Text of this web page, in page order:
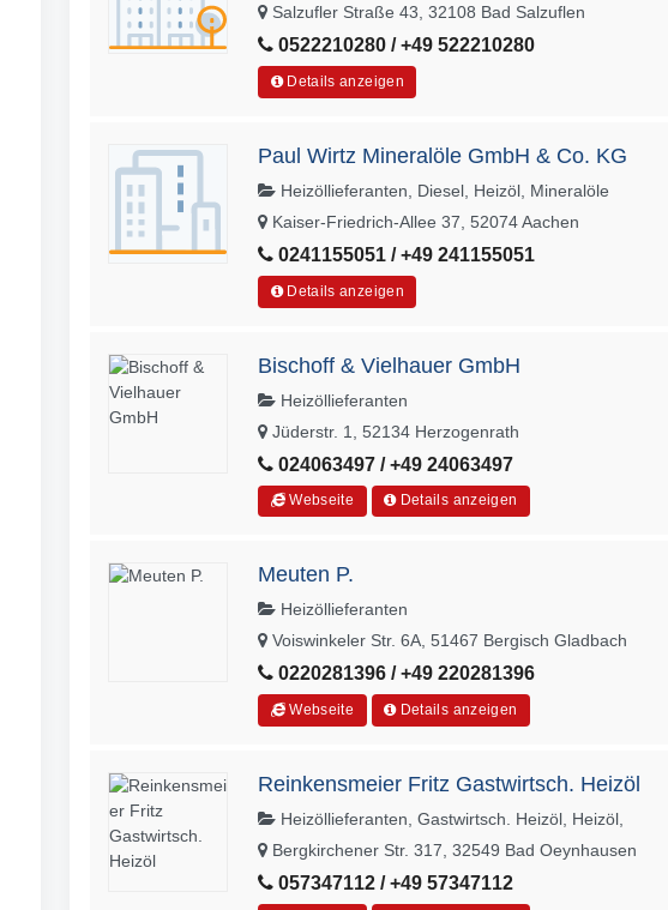
Salzufler Straße 43, 32108 Bad Salzuflen
0522210280 / +49 522210280
Details anzeigen
Paul Wirtz Mineralöle GmbH & Co. KG
Heizöllieferanten, Diesel, Heizöl, Mineralöle
Kaiser-Friedrich-Allee 37, 52074 Aachen
0241155051 / +49 241155051
Details anzeigen
Bischoff & Vielhauer GmbH
Heizöllieferanten
Jüderstr. 1, 52134 Herzogenrath
024063497 / +49 24063497
Webseite Details anzeigen
Meuten P.
Heizöllieferanten
Voiswinkeler Str. 6A, 51467 Bergisch Gladbach
0220281396 / +49 220281396
Webseite Details anzeigen
Reinkensmeier Fritz Gastwirtsch. Heizöl
Heizöllieferanten, Gastwirtsch. Heizöl, Heizöl,
Bergkirchener Str. 317, 32549 Bad Oeynhausen
057347112 / +49 57347112